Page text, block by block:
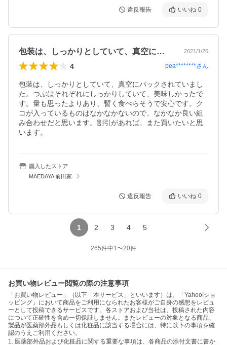
違反報告 いいね 0
包装は、しっかりとしていて、真空にパッ… 2021/1/26
4 pea********さん
包装は、しっかりとしていて、真空にパックされていまし
た。つぶはそれぞれにしっかりしていて、美味しかったで
す。量も思ったよりあり、暫く食べらそうで安心です。ク
コが入っているものはなかなかないので、なかなか良い組
み合わせだと思います。割引があれば、また買いたいと思
います。
購入したストア
MAEDAYA 前田家
違反報告 いいね 0
1 2 3 4 5
265件中1〜20件
お買い物レビュー閲覧の際の注意事項
「お買い物レビュー」（以下「本サービス」といいます）は、「Yahoo!ショ
ッピング」において商品をご利用になられたお客様がご自身の感想をレビュ
ーとして投稿できるサービスです。各ストアおよび当社は、投稿された内容
について正確性を含め一切保証しません。またレビューの対象となる商品、
製品が医薬部外品もしくは化粧品に該当する場合には、特に以下の事項を確
認のうえご利用ください。
1. 医薬部外品および化粧品に関する重要な事項は、各商品の添付文書に書か